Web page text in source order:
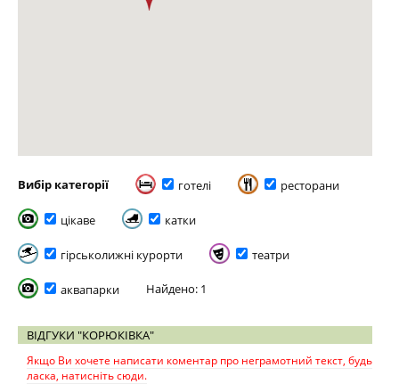
Вибір категорії готелі ресторани
цікаве катки
гірськолижні курорти театри
аквапарки Найдено: 1
ВІДГУКИ "КОРЮКІВКА"
Якщо Ви хочете написати коментар про неграмотний текст, будь
ласка, натисніть сюди.